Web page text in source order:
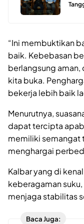
“Ini membuktikan
baik. Kebebasan
berlangsung aman,
kita buka.
bekerja lebih baik
Menurutnya,
dapat tercipta
memiliki semangat
menghargai
Kalbar yang di
keberagaman
menjaga stabilitas
Baca Juga: